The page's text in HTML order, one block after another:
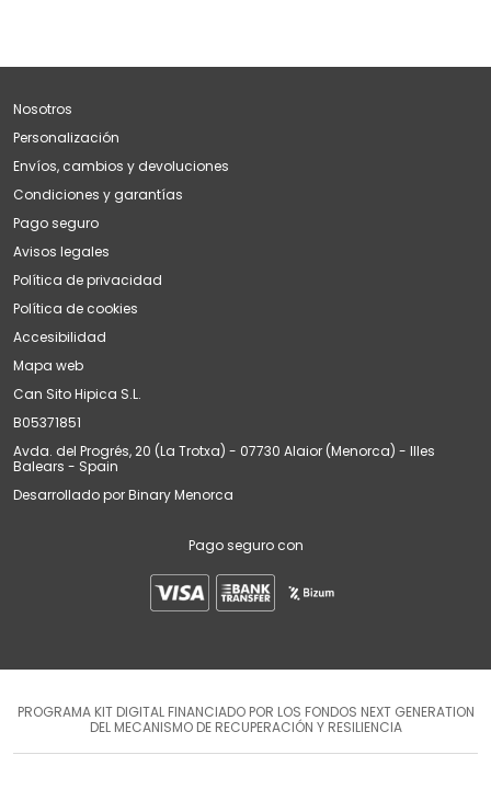
Nosotros
Personalización
Envíos, cambios y devoluciones
Condiciones y garantías
Pago seguro
Avisos legales
Política de privacidad
Política de cookies
Accesibilidad
Mapa web
Can Sito Hipica S.L.
B05371851
Avda. del Progrés, 20 (La Trotxa) - 07730 Alaior (Menorca) - Illes
Balears - Spain
Desarrollado porBinary Menorca
Pago seguro con
PROGRAMA KIT DIGITAL FINANCIADO POR LOS FONDOS NEXT GENERATION
DEL MECANISMO DE RECUPERACIÓN Y RESILIENCIA